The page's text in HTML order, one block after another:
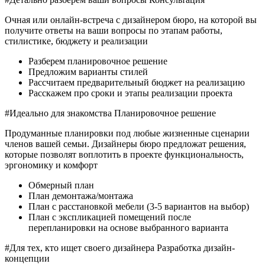
Очная или онлайн-встреча с дизайнером бюро, на которой вы
получите ответы на ваши вопросы по этапам работы,
стилистике, бюджету и реализации
Разберем планировочное решение
Предложим варианты стилей
Рассчитаем предварительный бюджет на реализацию
Расскажем про сроки и этапы реализации проекта
#Идеально для знакомства Планировочное решение
Продуманные планировки под любые жизненные сценарии
членов вашей семьи. Дизайнеры бюро предложат решения,
которые позволят воплотить в проекте функциональность,
эргономику и комфорт
Обмерный план
План демонтажа/монтажа
План с расстановкой мебели (3-5 вариантов на выбор)
План с экспликацией помещений после
перепланировки на основе выбранного варианта
#Для тех, кто ищет своего дизайнера Разработка дизайн-
концепции